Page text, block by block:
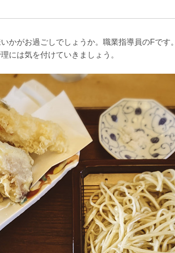
かがお過ごしでしょうか。職業指導員のFです。
には気を付けていきましょう。